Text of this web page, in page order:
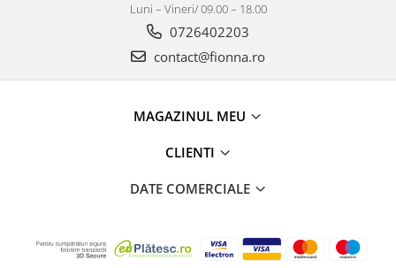
Luni – Vineri/ 09.00 – 18.00
0726402203
contact@fionna.ro
MAGAZINUL MEU
CLIENTI
DATE COMERCIALE